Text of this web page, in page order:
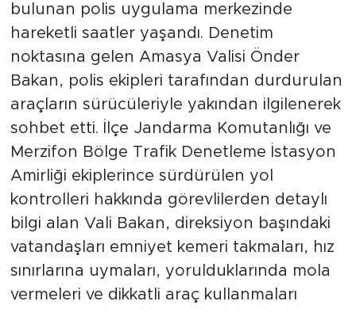
bulunan polis uygulama merkezinde
hareketli saatler yaşandı. Denetim
noktasına gelen Amasya Valisi Önder
Bakan, polis ekipleri tarafından durdurulan
araçların sürücüleriyle yakından ilgilenerek
sohbet etti. İlçe Jandarma Komutanlığı ve
Merzifon Bölge Trafik Denetleme İstasyon
Amirliği ekiplerince sürdürülen yol
kontrolleri hakkında görevlilerden detaylı
bilgi alan Vali Bakan, direksiyon başındaki
vatandaşları emniyet kemeri takmaları, hız
sınırlarına uymaları, yorulduklarında mola
vermeleri ve dikkatli araç kullanmaları